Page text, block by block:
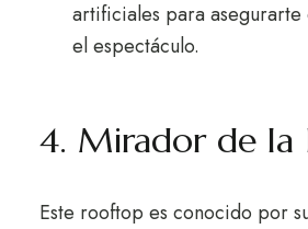
artificiales para
el espectáculo.
4. Mirador de la
Este rooftop es conocido por